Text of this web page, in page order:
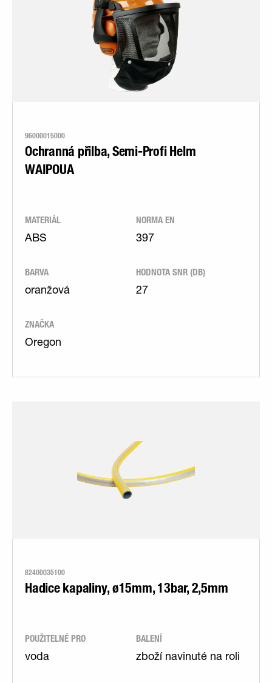
96000015000
Ochranná přilba, Semi-Profi Helm
WAIPOUA
MATERIÁL
ABS
NORMA EN
397
BARVA
oranžová
HODNOTA SNR (DB)
27
ZNAČKA
Oregon
82400035100
Hadice kapaliny, ø15mm, 13bar, 2,5mm
POUŽITELNÉ PRO
voda
BALENÍ
zboží navinuté na roli